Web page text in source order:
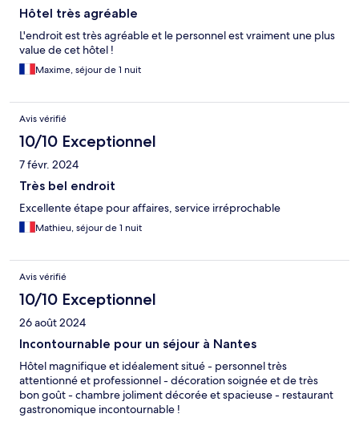
Hôtel très agréable
L'endroit est très agréable et le personnel est vraiment une plus
value de cet hôtel !
Maxime, séjour de 1 nuit
Avis vérifié
10/10 Exceptionnel
7 févr. 2024
Très bel endroit
Excellente étape pour affaires, service irréprochable
Mathieu, séjour de 1 nuit
Avis vérifié
10/10 Exceptionnel
26 août 2024
Incontournable pour un séjour à Nantes
Hôtel magnifique et idéalement situé - personnel très
attentionné et professionnel - décoration soignée et de très
bon goût - chambre joliment décorée et spacieuse - restaurant
gastronomique incontournable !